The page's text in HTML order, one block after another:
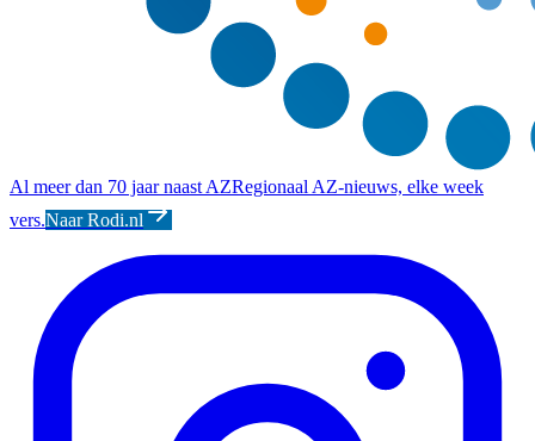
Al meer dan 70 jaar naast AZRegionaal AZ-nieuws, elke week
vers.Naar Rodi.nl